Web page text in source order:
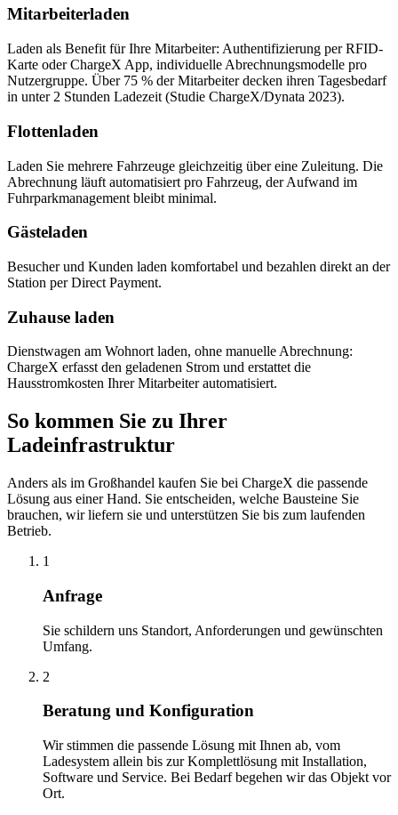
Mitarbeiterladen
Laden als Benefit für Ihre Mitarbeiter: Authentifizierung per RFID-
Karte oder ChargeX App, individuelle Abrechnungsmodelle pro
Nutzergruppe. Über 75 % der Mitarbeiter decken ihren Tagesbedarf
in unter 2 Stunden Ladezeit (Studie ChargeX/Dynata 2023).
Flottenladen
Laden Sie mehrere Fahrzeuge gleichzeitig über eine Zuleitung. Die
Abrechnung läuft automatisiert pro Fahrzeug, der Aufwand im
Fuhrparkmanagement bleibt minimal.
Gästeladen
Besucher und Kunden laden komfortabel und bezahlen direkt an der
Station per Direct Payment.
Zuhause laden
Dienstwagen am Wohnort laden, ohne manuelle Abrechnung:
ChargeX erfasst den geladenen Strom und erstattet die
Hausstromkosten Ihrer Mitarbeiter automatisiert.
So kommen Sie zu Ihrer
Ladeinfrastruktur
Anders als im Großhandel kaufen Sie bei ChargeX die passende
Lösung aus einer Hand. Sie entscheiden, welche Bausteine Sie
brauchen, wir liefern sie und unterstützen Sie bis zum laufenden
Betrieb.
1
Anfrage
Sie schildern uns Standort, Anforderungen und gewünschten
Umfang.
2
Beratung und Konfiguration
Wir stimmen die passende Lösung mit Ihnen ab, vom
Ladesystem allein bis zur Komplettlösung mit Installation,
Software und Service. Bei Bedarf begehen wir das Objekt vor
Ort.